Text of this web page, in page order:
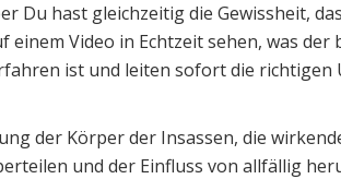
Du hast gleichzeitig die Gewissheit,
einem Video in Echtzeit sehen, was
ist und leiten sofort die richtigen
der Körper der Insassen, die
und der Einfluss von allfällig